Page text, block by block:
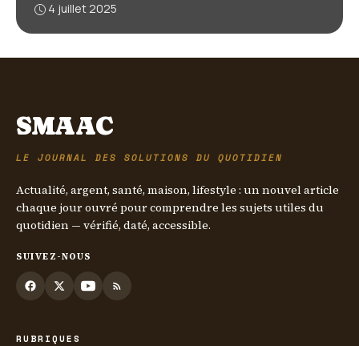
4 juillet 2025
SMAAC
LE JOURNAL DES SOLUTIONS DU QUOTIDIEN
Actualité, argent, santé, maison, lifestyle : un nouvel article
chaque jour ouvré pour comprendre les sujets utiles du
quotidien — vérifié, daté, accessible.
SUIVEZ-NOUS
RUBRIQUES